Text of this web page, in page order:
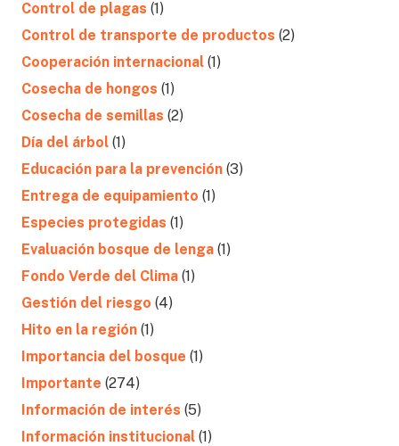
Control de plagas (1)
Control de transporte de productos (2)
Cooperación internacional (1)
Cosecha de hongos (1)
Cosecha de semillas (2)
Día del árbol (1)
Educación para la prevención (3)
Entrega de equipamiento (1)
Especies protegidas (1)
Evaluación bosque de lenga (1)
Fondo Verde del Clima (1)
Gestión del riesgo (4)
Hito en la región (1)
Importancia del bosque (1)
Importante (274)
Información de interés (5)
Información institucional (1)